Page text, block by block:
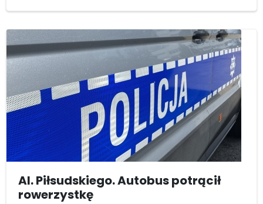
Al. Piłsudskiego. Autobus potrącił
rowerzystkę